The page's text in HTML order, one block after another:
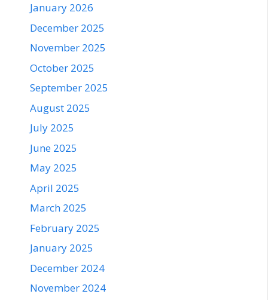
January 2026
December 2025
November 2025
October 2025
September 2025
August 2025
July 2025
June 2025
May 2025
April 2025
March 2025
February 2025
January 2025
December 2024
November 2024